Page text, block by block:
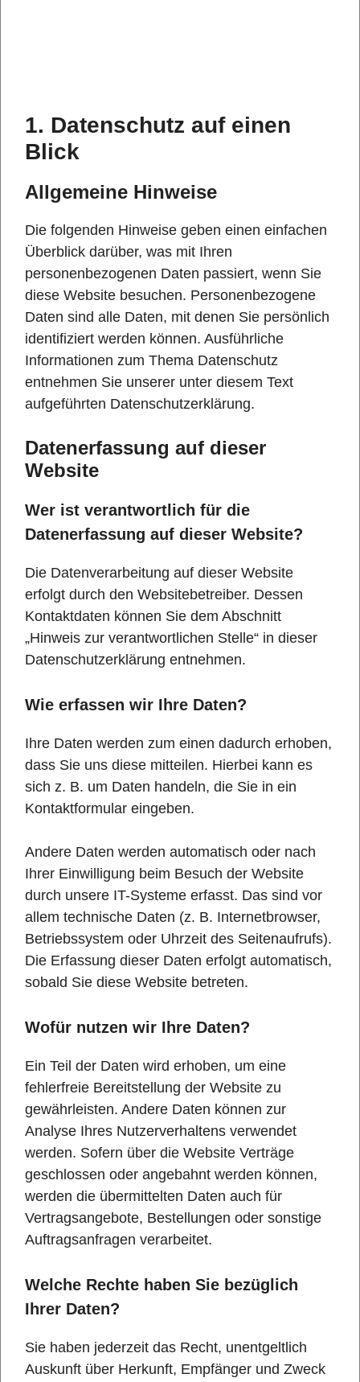
1. Datenschutz auf einen
Blick
Allgemeine Hinweise
Die folgenden Hinweise geben einen einfachen
Überblick darüber, was mit Ihren
personenbezogenen Daten passiert, wenn Sie
diese Website besuchen. Personenbezogene
Daten sind alle Daten, mit denen Sie persönlich
identifiziert werden können. Ausführliche
Informationen zum Thema Datenschutz
entnehmen Sie unserer unter diesem Text
aufgeführten Datenschutzerklärung.
Datenerfassung auf dieser
Website
Wer ist verantwortlich für die
Datenerfassung auf dieser Website?
Die Datenverarbeitung auf dieser Website
erfolgt durch den Websitebetreiber. Dessen
Kontaktdaten können Sie dem Abschnitt
„Hinweis zur verantwortlichen Stelle“ in dieser
Datenschutzerklärung entnehmen.
Wie erfassen wir Ihre Daten?
Ihre Daten werden zum einen dadurch erhoben,
dass Sie uns diese mitteilen. Hierbei kann es
sich z. B. um Daten handeln, die Sie in ein
Kontaktformular eingeben.
Andere Daten werden automatisch oder nach
Ihrer Einwilligung beim Besuch der Website
durch unsere IT-Systeme erfasst. Das sind vor
allem technische Daten (z. B. Internetbrowser,
Betriebssystem oder Uhrzeit des Seitenaufrufs).
Die Erfassung dieser Daten erfolgt automatisch,
sobald Sie diese Website betreten.
Wofür nutzen wir Ihre Daten?
Ein Teil der Daten wird erhoben, um eine
fehlerfreie Bereitstellung der Website zu
gewährleisten. Andere Daten können zur
Analyse Ihres Nutzerverhaltens verwendet
werden. Sofern über die Website Verträge
geschlossen oder angebahnt werden können,
werden die übermittelten Daten auch für
Vertragsangebote, Bestellungen oder sonstige
Auftragsanfragen verarbeitet.
Welche Rechte haben Sie bezüglich
Ihrer Daten?
Sie haben jederzeit das Recht, unentgeltlich
Auskunft über Herkunft, Empfänger und Zweck